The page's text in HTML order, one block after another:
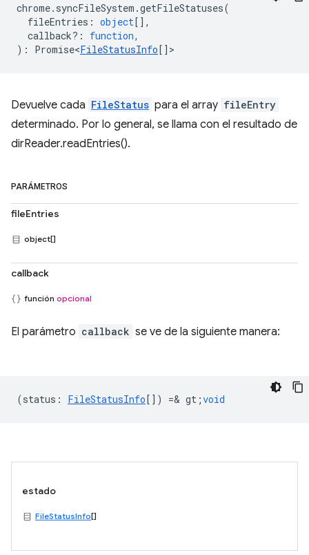
chrome. syncFileSystem .getFileStatuses(
fileEntries : object[],
callback? : function,
) : Promise<FileStatusInfo[] >
Devuelve cada FileStatus para el array fileEntry
determinado. Por lo general, se llama con el resultado de
dirReader.readEntries().
PARÁMETROS
fileEntries
object[]
callback
función opcional
El parámetro callback se ve de la siguiente manera:
(status : FileStatusInfo[]) =& gt;void
estado
FileStatusInfo[]